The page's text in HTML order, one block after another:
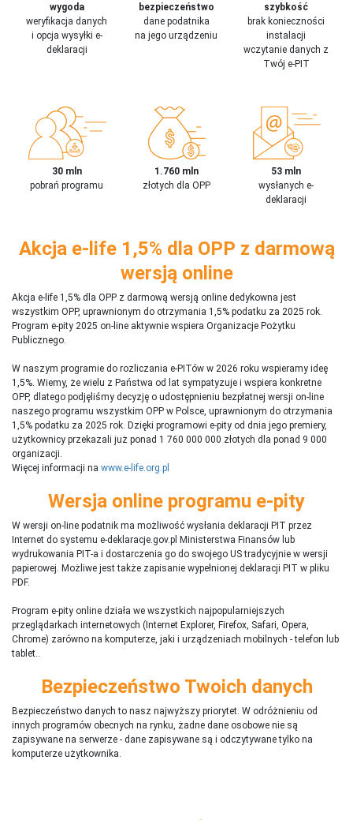
wygoda
weryfikacja danych
i opcja wysyłki e-
deklaracji
bezpieczeństwo
dane podatnika
na jego urządzeniu
szybkość
brak konieczności
instalacji
wczytanie danych z
Twój e-PIT
30 mln
pobrań programu
1.760 mln
złotych dla OPP
53 mln
wysłanych e-
deklaracji
Akcja e-life 1,5% dla OPP z darmową
wersją online
Akcja e-life 1,5% dla OPP z darmową wersją online dedykowna jest
wszystkim OPP, uprawnionym do otrzymania 1,5% podatku za 2025 rok.
Program e-pity 2025 on-line aktywnie wspiera Organizacje Pożytku
Publicznego.
W naszym programie do rozliczania e-PITów w 2026 roku wspieramy ideę
1,5%. Wiemy, że wielu z Państwa od lat sympatyzuje i wspiera konkretne
OPP, dlatego podjęliśmy decyzję o udostępnieniu bezpłatnej wersji on-line
naszego programu wszystkim OPP w Polsce, uprawnionym do otrzymania
1,5% podatku za 2025 rok. Dzięki programowi e-pity od dnia jego premiery,
użytkownicy przekazali już ponad 1 760 000 000 złotych dla ponad 9 000
organizacji.
Więcej informacji na www.e-life.org.pl
Wersja online programu e-pity
W wersji on-line podatnik ma możliwość wysłania deklaracji PIT przez
Internet do systemu e-deklaracje.gov.pl Ministerstwa Finansów lub
wydrukowania PIT-a i dostarczenia go do swojego US tradycyjnie w wersji
papierowej. Możliwe jest także zapisanie wypełnionej deklaracji PIT w pliku
PDF.
Program e-pity online działa we wszystkich najpopularniejszych
przeglądarkach internetowych (Internet Explorer, Firefox, Safari, Opera,
Chrome) zarówno na komputerze, jaki i urządzeniach mobilnych - telefon lub
tablet..
Bezpieczeństwo Twoich danych
Bezpieczeństwo danych to nasz najwyższy priorytet. W odróżnieniu od
innych programów obecnych na rynku, żadne dane osobowe nie są
zapisywane na serwerze - dane zapisywane są i odczytywane tylko na
komputerze użytkownika.